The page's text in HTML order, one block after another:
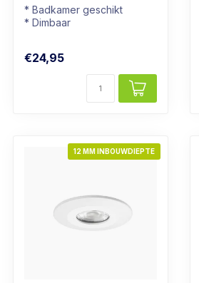
* Badkamer geschikt
* Dimbaar
€24,95
12 MM INBOUWDIEPTE